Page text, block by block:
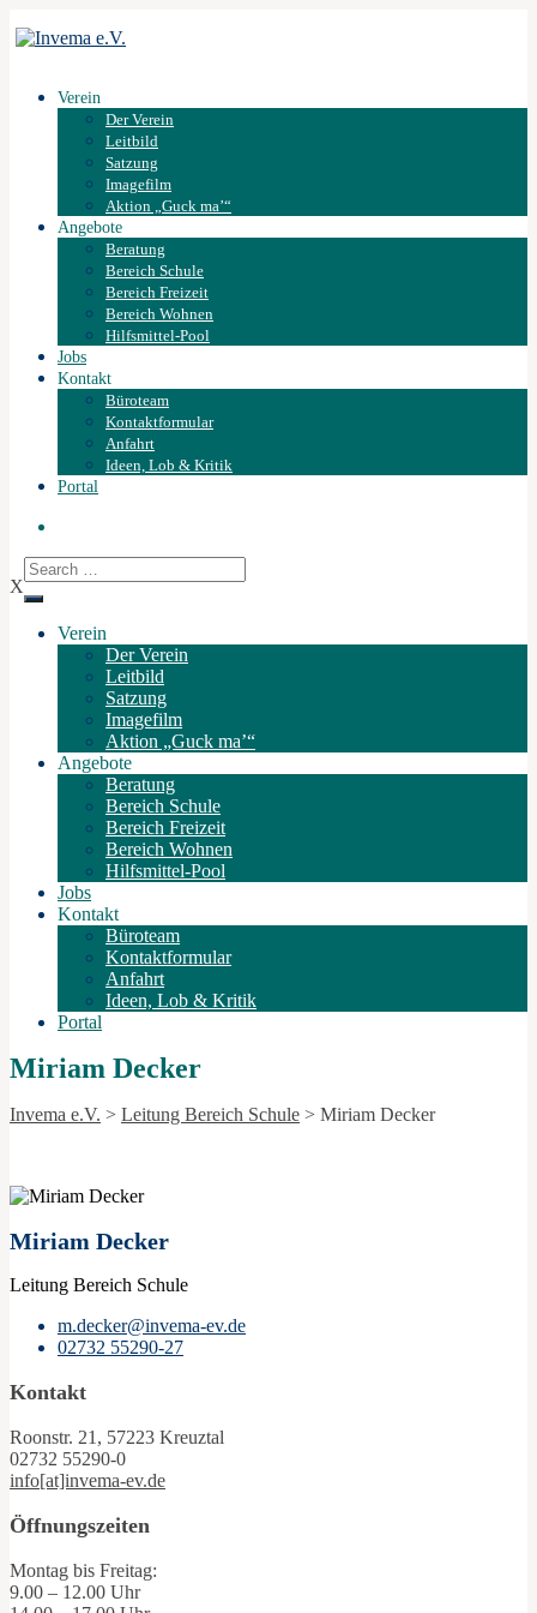
Verein
Der Verein
Leitbild
Satzung
Imagefilm
Aktion „Guck ma’“
Angebote
Beratung
Bereich Schule
Bereich Freizeit
Bereich Wohnen
Hilfsmittel-Pool
Jobs
Kontakt
Büroteam
Kontaktformular
Anfahrt
Ideen, Lob & Kritik
Portal
X
Verein
Der Verein
Leitbild
Satzung
Imagefilm
Aktion „Guck ma’“
Angebote
Beratung
Bereich Schule
Bereich Freizeit
Bereich Wohnen
Hilfsmittel-Pool
Jobs
Kontakt
Büroteam
Kontaktformular
Anfahrt
Ideen, Lob & Kritik
Portal
Miriam Decker
Invema e.V. > Leitung Bereich Schule > Miriam Decker
Miriam Decker
Leitung Bereich Schule
m.decker@invema-ev.de
02732 55290-27
Kontakt
Roonstr. 21, 57223 Kreuztal
02732 55290-0
info[at]invema-ev.de
Öffnungszeiten
Montag bis Freitag:
9.00 – 12.00 Uhr